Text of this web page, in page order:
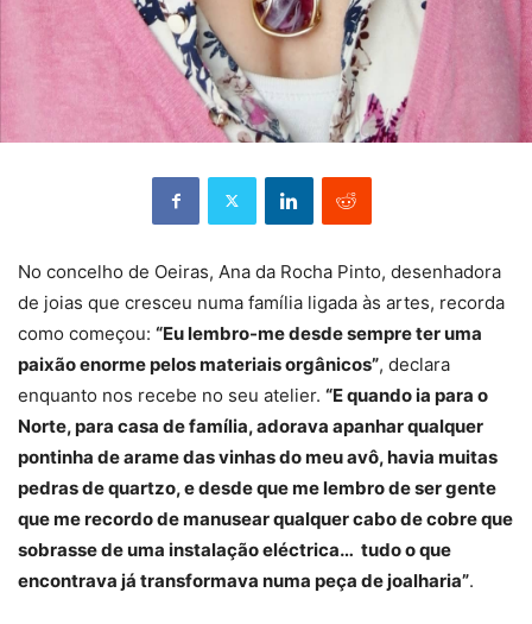
No concelho de Oeiras, Ana da Rocha Pinto, desenhadora
de joias que cresceu numa família ligada às artes, recorda
como começou: “Eu lembro-me desde sempre ter uma
paixão enorme pelos materiais orgânicos”, declara
enquanto nos recebe no seu atelier. “E quando ia para o
Norte, para casa de família, adorava apanhar qualquer
pontinha de arame das vinhas do meu avô, havia muitas
pedras de quartzo, e desde que me lembro de ser gente
que me recordo de manusear qualquer cabo de cobre que
sobrasse de uma instalação eléctrica… tudo o que
encontrava já transformava numa peça de joalharia”.